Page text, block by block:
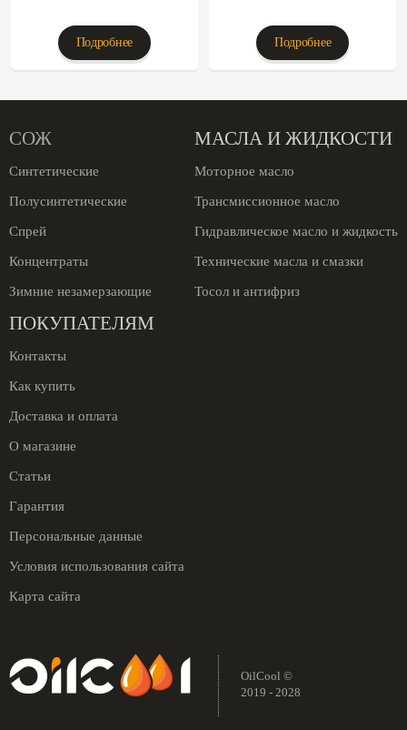
Подробнее Подробнее
СОЖ
Синтетические
Полусинтетические
Спрей
Концентраты
Зимние незамерзающие
МАСЛА И ЖИДКОСТИ
Моторное масло
Трансмиссионное масло
Гидравлическое масло и жидкость
Технические масла и смазки
Тосол и антифриз
ПОКУПАТЕЛЯМ
Контакты
Как купить
Доставка и оплата
О магазине
Статьи
Гарантия
Персональные данные
Условия использования сайта
Карта сайта
OilCool ©
2019 - 2028